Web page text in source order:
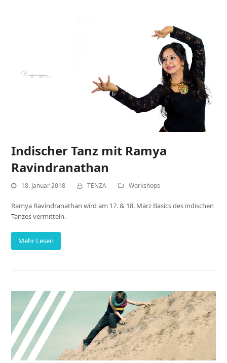
Indischer Tanz mit Ramya
Ravindranathan
18. Januar 2018 TENZA Workshops
Ramya Ravindranathan wird am 17. & 18. März Basics des indischen
Tanzes vermitteln.
Mehr Lesen